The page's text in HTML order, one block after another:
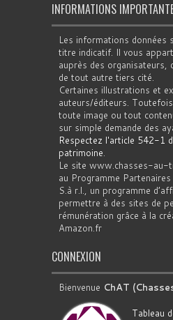
INFORMATIONS
Les informations données
titre indicatif. Il vous
auprès des organisateurs,
de tout autre tiers cité.
Certaines illustrations et
auteurs/éditeurs.
toute image ou tout
sur simple demande des
Respectez l'article 542-1
patrimoine.
Le site www.chasses-au-
au Programme Partenaires
S.à r.l., un programme
permettre à des sites de
rémunération grâce à la
Amazon.fr
CONNEXION
Bienvenue ChAT
Tableau